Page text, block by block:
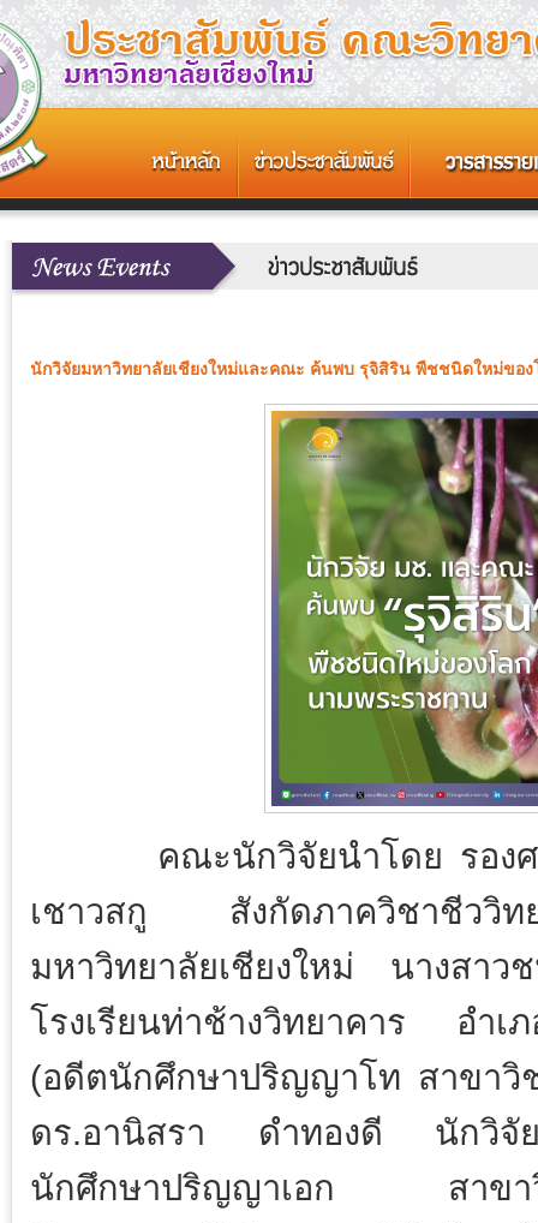
นักวิจัยมหาวิทยาลัยเชียงใหม่และคณะ ค้นพบ รุจิสิริน พืชชนิดใหม่ขอ
คณะนักวิจัยนำโดย รอง
เชาวสกู สังกัดภาควิชาชีววิ
มหาวิทยาลัยเชียงใหม่ นางสา
โรงเรียนท่าช้างวิทยาคาร อำ
(อดีตนักศึกษาปริญญาโท สาขาวิ
ดร.อานิสรา ดำทองดี นักวิจั
นักศึกษาปริญญาเอก สาขาวิ